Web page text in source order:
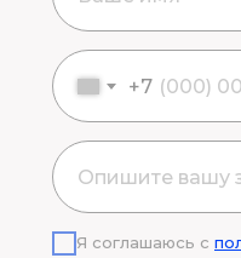
+7
Я соглашаюсь с